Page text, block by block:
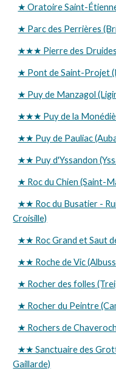
★ Oratoire Saint-
★ Parc des Perrières
★★★ Pierre des
★ Pont de Saint-Projet
★ Puy de Manzagol
★★★ Puy de la
★★ Puy de Pauliac
★★ Puy d'Yssandon
★ Roc du Chien (Saint-
★★ Roc du Busatier -
Croisille)
★★ Roc Grand et Saut
★★ Roche de Vic
★ Rocher des folles
★ Rocher du Peintre
★ Rochers de
★★ Sanctuaire des
Gaillarde)